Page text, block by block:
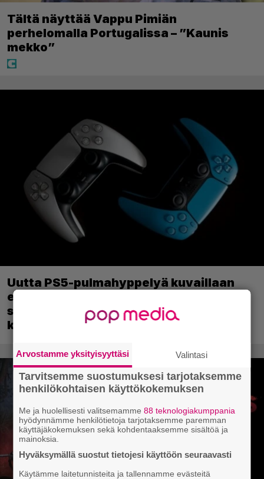
Tältä näyttää Vappu Pimiän
perhelomalla Portugalissa – ”Kaunis
mekko”
Uutta PS5-pulmahyppelyä kuvaillaan
ensimmäiseksi peliksi, joka on
suunniteltu täysin DualSense-ohjaimen
kosketuslevyn ympärille
Arvostamme yksityisyyttäsi Valintasi
Tarvitsemme suostumuksesi tarjotaksemme
henkilökohtaisen käyttökokemuksen
Me ja huolellisesti valitsemamme88 teknologiakumppania
hyödynnämme henkilötietoja tarjotaksemme paremman
käyttäjäkokemuksen sekä kohdentaaksemme sisältöä ja
mainoksia.
Hyväksymällä suostut tietojesi käyttöön seuraavasti
Käytämme laitetunnisteita ja tallennamme evästeitä